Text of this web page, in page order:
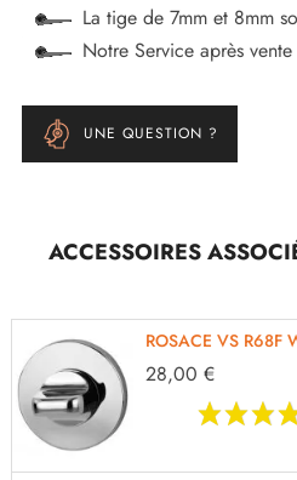
La tige de 7mm et 8mm
Notre Service après
UNE QUESTION ?
ACCESSOIRES
ROSACE VS R68F
28,00 €